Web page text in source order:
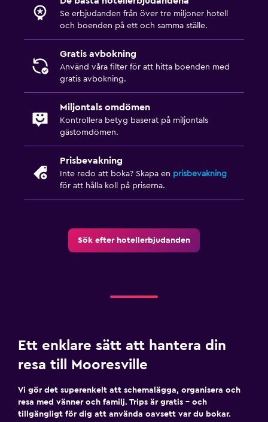
Se erbjudanden från över tre miljoner hotell
och boenden på ett och samma ställe.
Gratis avbokning
Använd våra filter för att hitta boenden med
gratis avbokning.
Miljontals omdömen
Kontrollera betyg baserat på miljontals
gästomdömen.
Prisbevakning
Inte redo att boka? Skapa en prisbevakning
för att hålla koll på priserna.
Sök efter hotellerbjudanden
Ett enklare sätt att hantera din
resa till Mooresville
Vi gör det superenkelt att schemalägga, organisera och
resa med vänner och familj. Trips är gratis – och
tillgängligt för dig att använda oavsett var du bokar.